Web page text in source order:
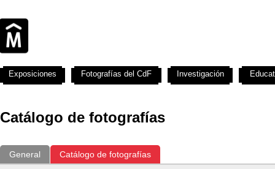
Catálogo de fotografías
General Catálogo de fotografías
Exposiciones Fotografías del CdF Investigación